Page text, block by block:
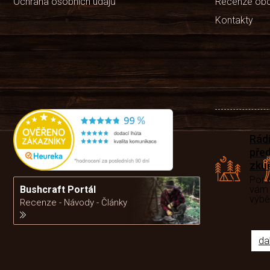
Kontakty
Bushcraft Portál
Recenze - Návody - Články
Rádi
vám